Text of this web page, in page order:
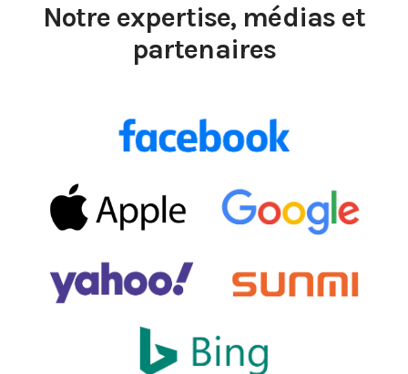
Notre expertise, médias et
partenaires